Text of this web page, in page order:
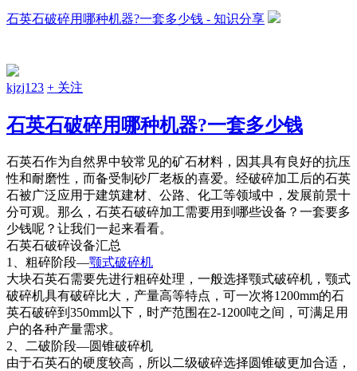
石英石破碎用哪种机器?一套多少钱 - 知识分享
kjzj123 + 关注
石英石破碎用哪种机器?一套多少钱
石英石作为自然界中较常见的矿石材料，因其具有良好的抗压
性和耐磨性，而备受制砂厂老板的喜爱。经破碎加工后的石英
石被广泛应用于建筑建材、公路、化工等领域中，发展前景十
分可观。那么，石英石破碎加工需要用到哪些设备？一套要多
少钱呢？让我们一起来看看。
石英石破碎设备汇总
1、粗碎阶段—颚式破碎机
大块石英石需要先进行粗碎处理，一般选择颚式破碎机，颚式
破碎机具有破碎比大，产量高等特点，可一次将1200mm的石
英石破碎到350mm以下，时产范围在2-1200吨之间，可满足用
户的各种产量需求。
2、二破阶段—圆锥破碎机
由于石英石的硬度较高，所以二级破碎选择圆锥破更加合适，